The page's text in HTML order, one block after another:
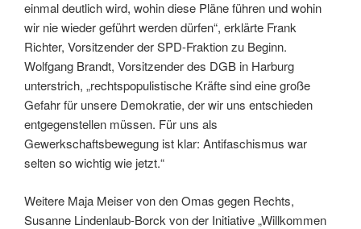
einmal deutlich wird, wohin diese Pläne führen und wohin
wir nie wieder geführt werden dürfen“, erklärte Frank
Richter, Vorsitzender der SPD-Fraktion zu Beginn.
Wolfgang Brandt, Vorsitzender des DGB in Harburg
unterstrich, „rechtspopulistische Kräfte sind eine große
Gefahr für unsere Demokratie, der wir uns entschieden
entgegenstellen müssen. Für uns als
Gewerkschaftsbewegung ist klar: Antifaschismus war
selten so wichtig wie jetzt.“
Weitere Maja Meiser von den Omas gegen Rechts,
Susanne Lindenlaub-Borck von der Initiative „Willkommen